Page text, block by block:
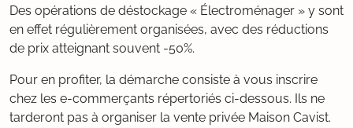
Des opérations de déstockage « Électroménager » y sont
en effet régulièrement organisées, avec des réductions
de prix atteignant souvent -50%.
Pour en profiter, la démarche consiste à vous inscrire
chez les e-commerçants répertoriés ci-dessous. Ils ne
tarderont pas à organiser la vente privée Maison Cavist.